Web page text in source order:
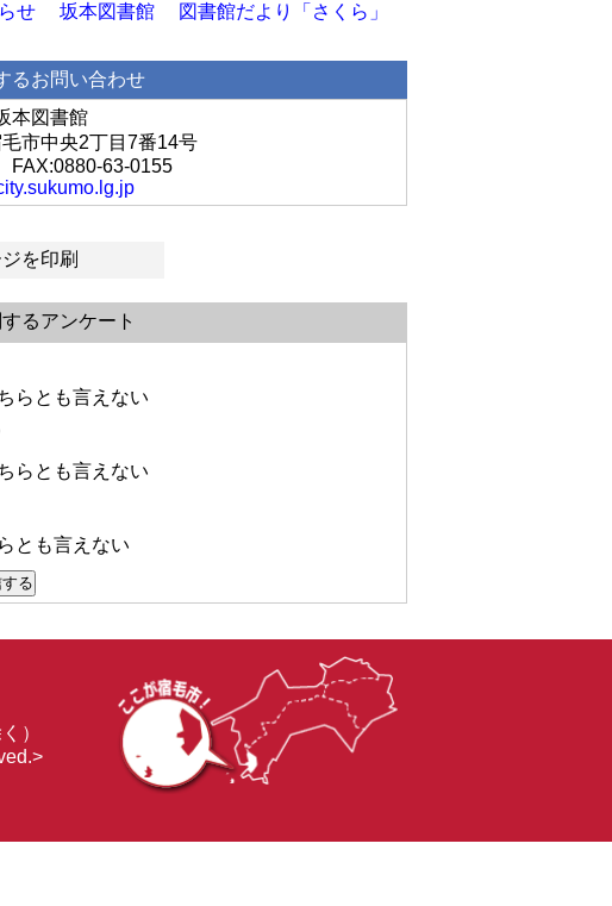
せ 坂本図書館 図書館だより「さくら」
るお問い合わせ
本図書館
市中央2丁目7番14号
63-0155
を印刷
るアンケート
らとも言えない
らとも言えない
とも言えない
）